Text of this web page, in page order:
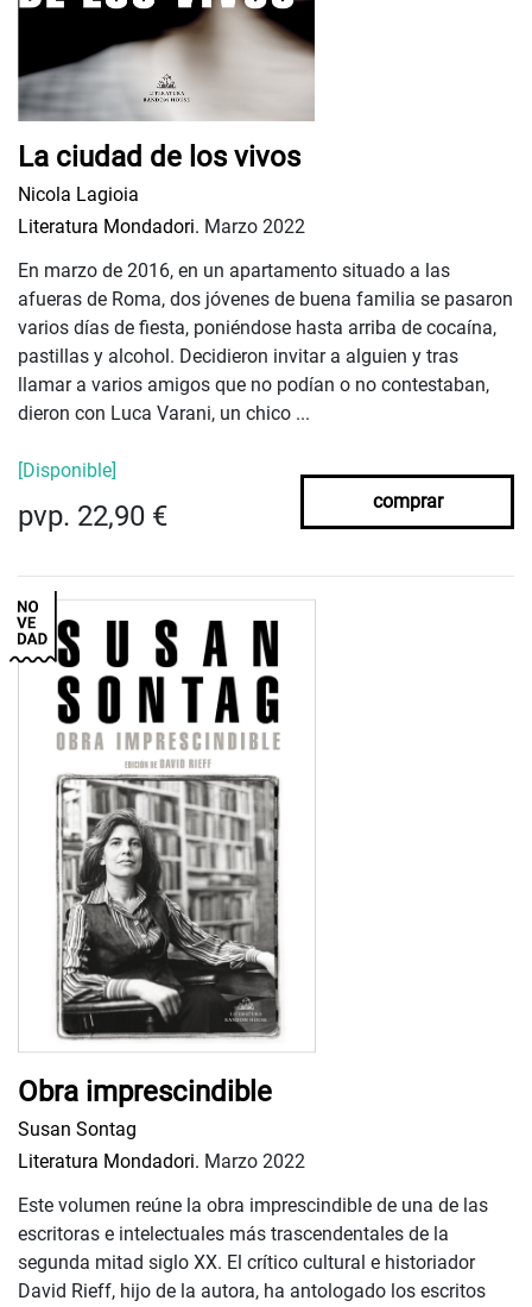
La ciudad de los vivos
Nicola Lagioia
Literatura Mondadori. Marzo 2022
En marzo de 2016, en un apartamento situado a las
afueras de Roma, dos jóvenes de buena familia se pasaron
varios días de fiesta, poniéndose hasta arriba de cocaína,
pastillas y alcohol. Decidieron invitar a alguien y tras
llamar a varios amigos que no podían o no contestaban,
dieron con Luca Varani, un chico ...
[Disponible]
pvp. 22,90 € comprar
Obra imprescindible
Susan Sontag
Literatura Mondadori. Marzo 2022
Este volumen reúne la obra imprescindible de una de las
escritoras e intelectuales más trascendentales de la
segunda mitad siglo XX. El crítico cultural e historiador
David Rieff, hijo de la autora, ha antologado los escritos